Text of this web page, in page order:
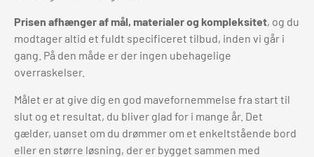
Prisen afhænger af mål, materialer og kompleksitet, og du
modtager altid et fuldt specificeret tilbud, inden vi går i
gang. På den måde er der ingen ubehagelige
overraskelser.
Målet er at give dig en god mavefornemmelse fra start til
slut og et resultat, du bliver glad for i mange år. Det
gælder, uanset om du drømmer om et enkeltstående bord
eller en større løsning, der er bygget sammen med